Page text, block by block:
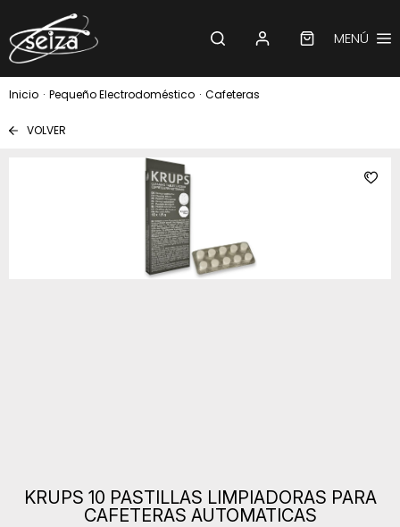
MENÚ
Inicio · Pequeño Electrodoméstico · Cafeteras
VOLVER
KRUPS 10 PASTILLAS LIMPIADORAS PARA
CAFETERAS AUTOMATICAS